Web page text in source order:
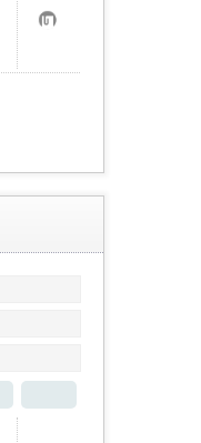
お
気
に
入